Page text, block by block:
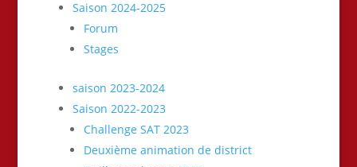
Saison 2024-2025
Forum
Stages
saison 2023-2024
Saison 2022-2023
Challenge SAT 2023
Deuxième animation de district